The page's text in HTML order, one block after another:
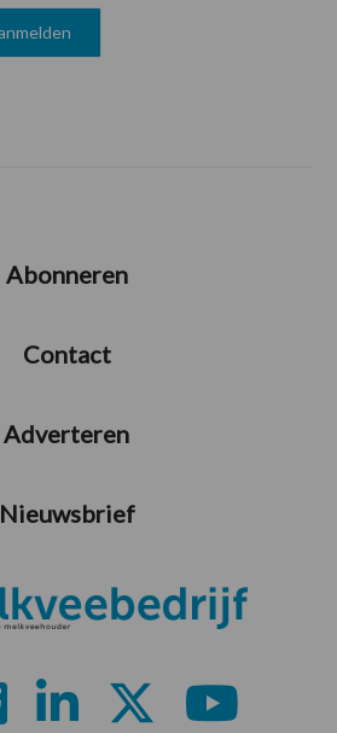
Abonneren
Contact
Adverteren
Nieuwsbrief